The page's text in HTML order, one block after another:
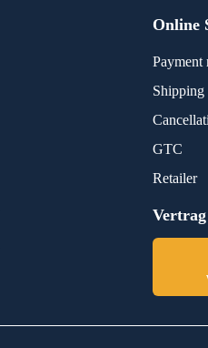
Online
Payment
Shipping
GTC
Retailer